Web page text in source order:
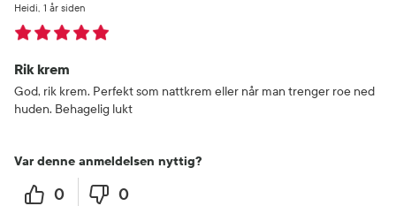
Rik krem
1 år siden
Heidi
God, rik krem. Perfekt som nattkrem eller når man trenger roe ned
huden. Behagelig lukt
Var denne anmeldelsen nyttig?
0 0